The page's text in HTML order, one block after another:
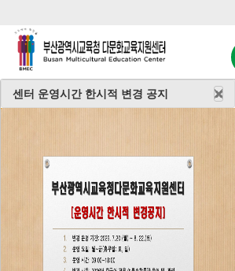
하반기 토요 프로그
센터 운영시간 한시적 변경 공지